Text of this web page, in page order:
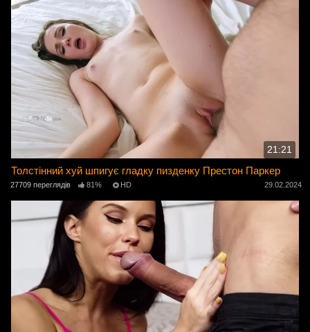
21:21
Толстінний хуй шпигує гладку пизденку Престон Паркер
27709 переглядів 81% HD 29.02.2024